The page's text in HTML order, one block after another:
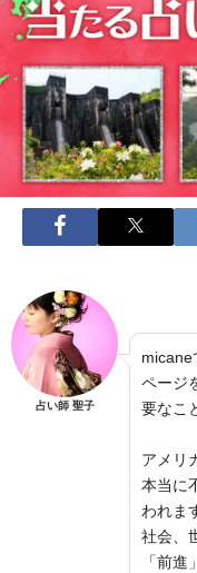
占い師 聖子
micane
ページ
要なこ
アメリ
本当に
われま
社会、
「前進